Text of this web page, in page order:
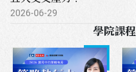
2026-06-29
學院課程